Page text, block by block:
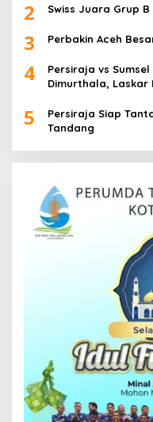
2 Swiss Juara Grup B
3 Perbakin Aceh
4
Persiraja vs
Dimurthala, Laskar
5
Persiraja Siap
Tandang